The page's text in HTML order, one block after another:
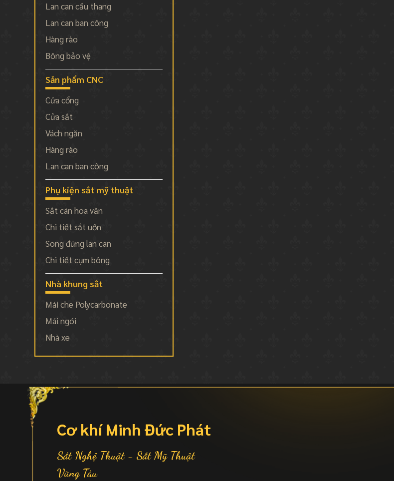
Lan can cầu thang
Lan can ban công
Hàng rào
Bông bảo vệ
Sản phẩm CNC
Cửa cổng
Cửa sắt
Vách ngăn
Hàng rào
Lan can ban công
Phụ kiện sắt mỹ thuật
Sắt cán hoa văn
Chi tiết sắt uốn
Song đứng lan can
Chi tiết cụm bông
Nhà khung sắt
Mái che Polycarbonate
Mái ngói
Nhà xe
Cơ khí Minh Đức Phát
Sắt Nghệ Thuật - Sắt Mỹ Thuật
Vũng Tàu